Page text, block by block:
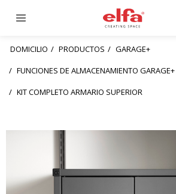
DOMICILIO PRODUCTOS
GARAGE+
FUNCIONES DE ALMACENAMIENTO GARAGE+
KIT COMPLETO ARMARIO SUPERIOR